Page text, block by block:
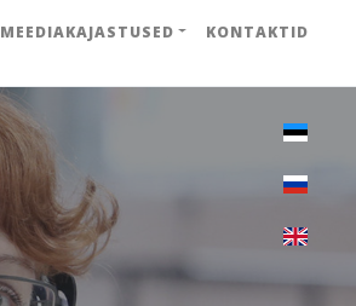
MEEDIAKAJASTUSED KONTAKTID